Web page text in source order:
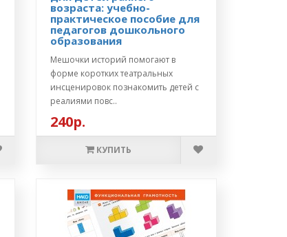
возраста: учебно-
практическое пособие для
педагогов дошкольного
образования
Мешочки историй помогают в
форме коротких театральных
инсценировок познакомить детей с
реалиями повс..
240р.
КУПИТЬ